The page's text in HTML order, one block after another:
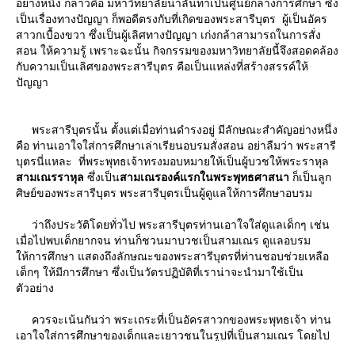
อย่างหนึ่ง กล่าวคือ มหาวิทยาลัยนาลันทาเป็นศูนย์กลางการศึกษา ซึ่ง
เป็นเรื่องทางปัญญา ก็พอดีตรงกับที่เกิดของพระสารีบุตร ผู้เป็นอัคร
สาวกเบื้องขวา ซึ่งเป็นผู้เลิศทางปัญญา เก่งกล้าสามารถในการสั่ง
สอน ให้ความรู้ เพราะฉะนั้น กิจกรรมของมหาวิทยาลัยนี้จึงสอดคล้อง
กับความเป็นเลิศของพระสารีบุตร คือเป็นแหล่งที่สร้างสรรค์ให้
ปัญญา
พระสารีบุตรนั้น ตั้งแต่เมื่อท่านดํารงอยู่ มีลักษณะสําคัญอย่างหนึ่ง
คือ ท่านเอาใจใส่การศึกษาเล่าเรียนอบรมสั่งสอน อย่าลืมว่า พระสารี
บุตรนี่แหละ ที่พระพุทธเจ้าทรงมอบหมายให้เป็นผู้บวชให้พระราหุล
สามเณรราหุล ซึ่งเป็นสามเณรองค์แรกในพระพุทธศาสนา ก็เป็นลูก
ศิษย์ของพระสารีบุตร พระสารีบุตรเป็นผู้ดูแลให้การศึกษาอบรม
ว่าถึงประวัติโดยทั่วไป พระสารีบุตรท่านเอาใจใส่ดูแลเด็กๆ เช่น
เมื่อไปพบเด็กยากจน ท่านก็ชวนมาบวชเป็นสามเณร ดูแลอบรม
ห้การศึกษา แสดงถึงลักษณะของพระสารีบุตรที่ท่านชอบช่วยเหลือ
เด็กๆ ให้มีการศึกษา ซึ่งเป็นวัตรปฏิบัติที่เราน่าจะนํามาใช้เป็น
ตัวอย่าง
ควรจะเน้นกันว่า พระเถระที่เป็นอัครสาวกของพระพุทธเจ้า ท่าน
เอาใจใส่การศึกษาของเด็กและเยาวชนในรูปที่เป็นสามเณร โดยไป